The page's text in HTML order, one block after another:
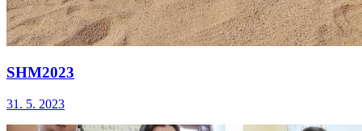
SHM2023
31. 5. 2023